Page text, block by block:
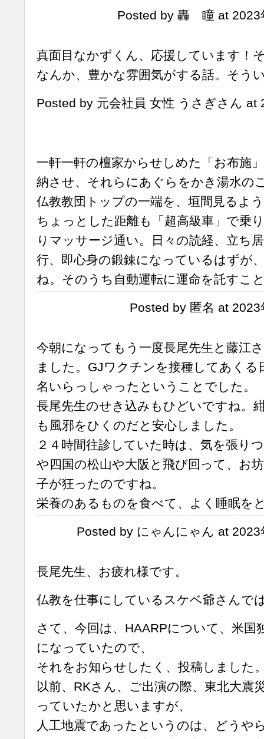
Posted by 轟 瞳 at 2023
真面目なかずくん、応援しています！
なんか、豊かな雰囲気がする話。そう
Posted by 元会社員 女性 うさぎさん at
一軒一軒の檀家からせしめた「お布施
納させ、それらにあぐらをかき湯水の
仏教教団トップの一端を、垣間見るよ
ちょっとした距離も「超高級車」で乗
りマッサージ通い。日々の読経、立ち
行、即心身の鍛錬になっているはずが
ね。そのうち自動運転に運命を託すこ
Posted by 匿名 at
今朝になってもう一度長尾先生と藤江
ました。GJワクチンを接種してあくる
名いらっしゃったということでした。
長尾先生のせき込みもひどいですね。
も風邪をひくのだと安心しました。
２４時間往診していた時は、気を張り
や四国の松山や大阪と飛び回って、お
子が狂ったのですね。
栄養のあるものを食べて、よく睡眠を
Posted by にゃんにゃん at
長尾先生、お疲れ様です。
仏教を仕事にしているスケベ爺さんで
さて、今回は、HAARPについて、米国
になっていたので、
それをお知らせしたく、投稿しました
以前、RKさん、ご出演の際、東北大震
っていたかと思いますが、
人工地震であったというのは、どうや